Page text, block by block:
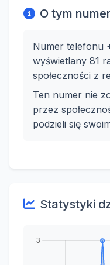
O tym
Numer telefonu
wyświetlany 81
społeczności z
Ten numer nie
przez
podzieli się
Statystyki